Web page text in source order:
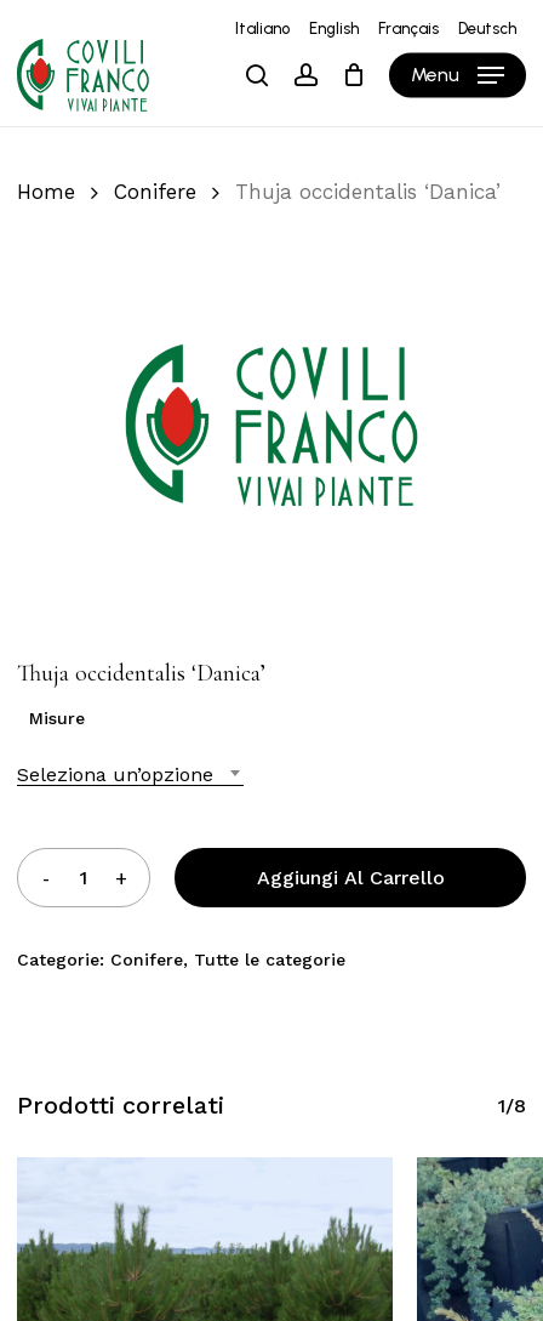
main
content
Italiano English Français Deutsch
searchaccount Menu
Carrello Close
Cart
Home Conifere Thuja occidentalis ‘Danica’
Thuja occidentalis ‘Danica’
Misure
Seleziona un’opzione
Aggiungi Al Carrello
Categorie: Conifere, Tutte le categorie
Prodotti correlati 1/8